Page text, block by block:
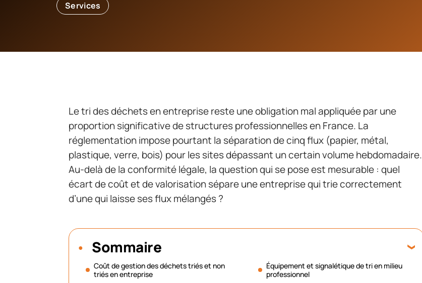
Services
Le tri des déchets en entreprise reste une obligation mal appliquée par une
proportion significative de structures professionnelles en France. La
réglementation impose pourtant la séparation de cinq flux (papier, métal,
plastique, verre, bois) pour les sites dépassant un certain volume hebdomadaire.
Au-delà de la conformité légale, la question qui se pose est mesurable : quel
écart de coût et de valorisation sépare une entreprise qui trie correctement
d’une qui laisse ses flux mélangés ?
Sommaire
Coût de gestion des déchets triés et non
triés en entreprise
Équipement et signalétique de tri en milieu
professionnel